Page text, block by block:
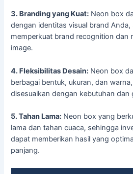
3. Branding yang Kuat: Neon box
dengan identitas visual brand
memperkuat brand recognition dan
image.
4. Fleksibilitas Desain: Neon box
berbagai bentuk, ukuran, dan
disesuaikan dengan kebutuhan dan
5. Tahan Lama: Neon box yang
lama dan tahan cuaca, sehingga
dapat memberikan hasil yang
panjang.